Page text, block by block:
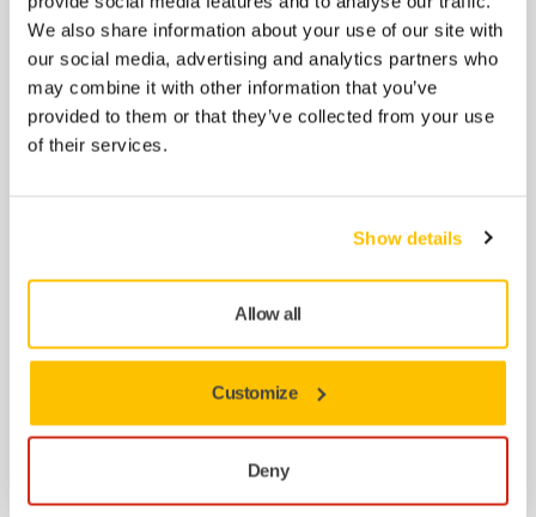
We also share information about your use of our site with
our social media, advertising and analytics partners who
may combine it with other information that you’ve
provided to them or that they’ve collected from your use
of their services.
Show details
Allow all
Customize
Deny
Bakplate Nett Ø 200 mm
Passer ROS2-850CV.
Pris fra
Bakplate Ø 175 mm M13
Bakplate for poleringsmaskin. 175mm M14
grip, myk, gul.
kr 581,46